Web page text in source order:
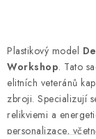
Obchodní
Reklamační řád
Převodník
FAQ
Výstavy
Plastikový model
Workshop. Tato
elitních veteránů
zbroji. Specializují
relikviemi a
personalizace,